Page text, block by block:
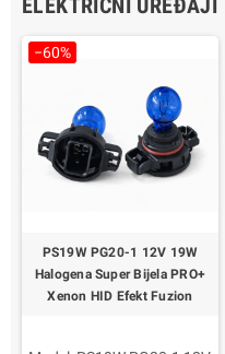
ELEKTRIČNI UREĐAJI
−60%
PS19W PG20-1 12V 19W
Halogena Super Bijela PRO+
Xenon HID Efekt Fuzion